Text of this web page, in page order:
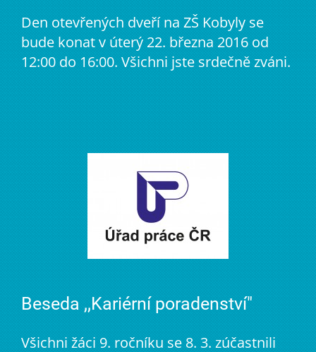
Den otevřených dveří na ZŠ Kobyly se
bude konat v úterý 22. března 2016 od
12:00 do 16:00. Všichni jste srdečně zváni.
Beseda ,,Kariérní poradenství"
Všichni žáci 9. ročníku se 8. 3. zúčastnili